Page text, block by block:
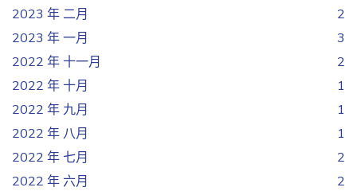
2023 年 二月
2
2023 年 一月
3
2022 年 十一月
2
2022 年 十月
1
2022 年 九月
1
2022 年 八月
1
2022 年 七月
2
2022 年 六月
2